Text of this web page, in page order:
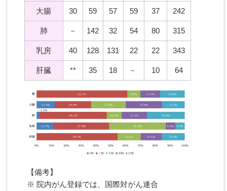
大腸 30 59 57 59 37 242
肺 － 142 32 54 80 315
乳房 40 128 131 22 22 343
肝臓 ** 35 18 － 10 64
【備考】
※ 院内がん登録では、国際対がん連合